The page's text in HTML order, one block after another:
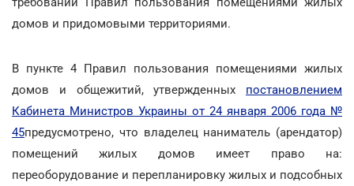
домов и придомовыми территориями.
В пункте 4 Правил пользования помещениями жилых
домов и общежитий, утвержденных постановлением
Кабинета Министров Украины от 24 января 2006 года №
45предусмотрено, что владелец наниматель (арендатор)
помещений жилых домов имеет право на:
переоборудование и перепланировку жилых и подсобных